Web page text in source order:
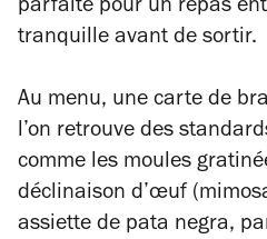
parfaite pour un repas
tranquille avant de sortir.
Au menu, une carte de
l’on retrouve des
comme les moules
déclinaison d’œuf
assiette de pata negra,